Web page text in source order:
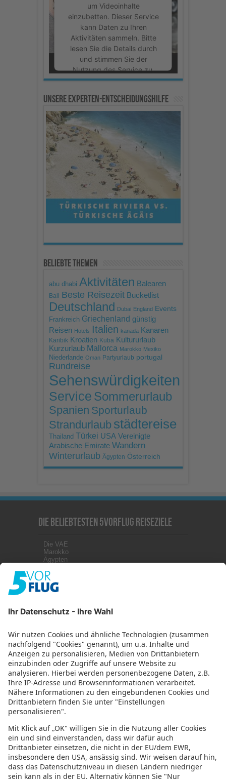
um Videoinhalte
einzubetten. Dieser Service
kann Daten zu Ihren
Aktivitäten sammeln. Bitte
lesen Sie die Details durch
und stimmen Sie der
Nutzung des Service zu,
um dieses Video
Mehr Informationen
Akzeptieren
powered byUsercentrics
Consent Management
Platform
Unsere Experten-Entscheidungshilfe
Beliebte Themen
abu dhabi Aktivitäten Balearen
Bali Beste Reisezeit Bucketlist
Deutschland Dubai England Events
Frankreich Griechenland günstig
Reisen Hotels Italien kanada Kanaren
Karibik Kroatien Kuba Kultururlaub
Kurzurlaub Mallorca Marokko Mexiko
Niederlande Oman Partyurlaub portugal
Rundreise
Sehenswürdigkeiten
Service Sommerurlaub
Spanien Sporturlaub
Strandurlaub städtereise
Thailand Türkei USA Vereinigte
Arabische Emirate Wandern
Winterurlaub Ägypten Österreich
Die beliebtesten 5vorFlug Reiseziele
Die VAE
Marokko
Ägypten
Malta
Griechenland
Zypern
Impressum
Datenschutz
Datenschutzeinstellungen
Abonniere uns mit RSS
Top 9 Djerba Strände und
orientalischer Zauber 27. Juni 2023
Urlaubsguru
Die 6 schönsten Strände Hollands: Eine
Küste voller Möglichkeiten 20. Juni 2023
Urlaubsguru